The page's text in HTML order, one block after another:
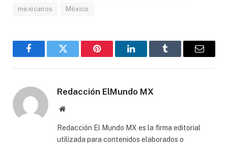
mexicanos México
FacebookGorjeo Pinterest LinkedInTumblr
Correo
Redacción ElMundo MX
Sitio
Redacción El Mundo MX es la firma editorial
utilizada para contenidos elaborados o